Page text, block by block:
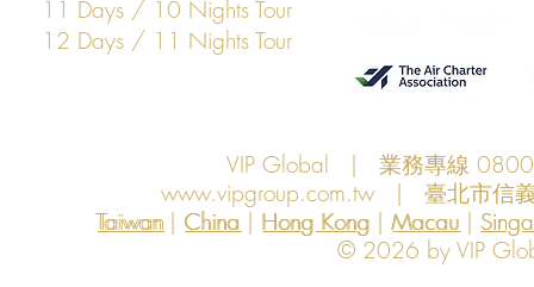
11 Days / 10 Nights Tour
12 Days / 11 Nights Tour
VIP Global | 業務專線
www.vipgroup.com.tw | 臺北市信
Taiwan | China | Hong Kong | Macau |
Hong Kong
China Macau
Taiwan
© 2026 by VIP